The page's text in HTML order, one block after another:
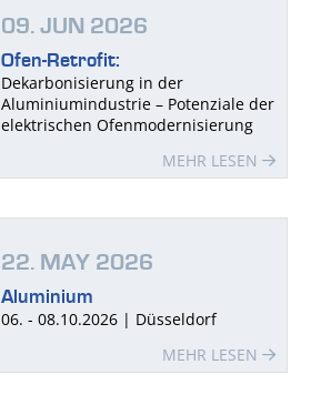
09. JUN 2026
Ofen-Retrofit:
Dekarbonisierung in der
Aluminiumindustrie – Potenziale der
elektrischen Ofenmodernisierung
MEHR LESEN
22. MAY 2026
Aluminium
06. - 08.10.2026 | Düsseldorf
MEHR LESEN